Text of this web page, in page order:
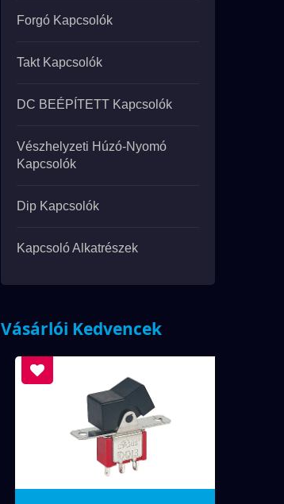
Forgó Kapcsolók
Takt Kapcsolók
DC BEÉPÍTETT Kapcsolók
Vészhelyzeti Húzó-Nyomó
Kapcsolók
Dip Kapcsolók
Kapcsoló Alkatrészek
Vásárlói Kedvencek